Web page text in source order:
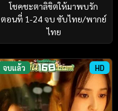
โชคชะตาลิขิตให้มาพบรัก
ตอนที่ 1-24 จบ ซับไทย/พากย์
ไทย
จบแล้ว HD